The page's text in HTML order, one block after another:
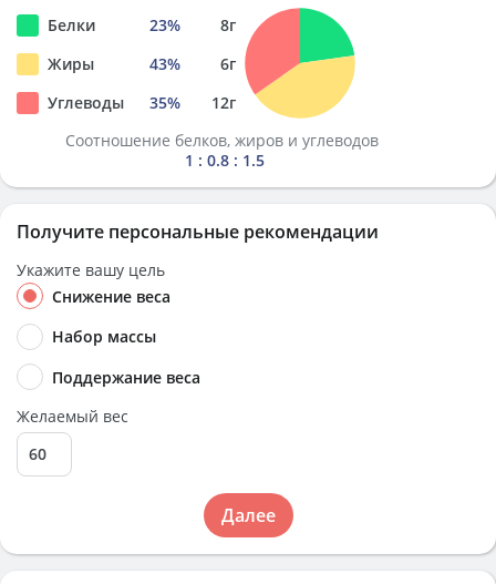
Белки 23% 8г
Жиры
43% 6г
Углеводы
35% 12г
Соотношение белков, жиров и углеводов
1 : 0.8 : 1.5
Получите персональные рекомендации
Укажите вашу цель
Снижение веса
Набор массы
Поддержание веса
Желаемый вес
Далее